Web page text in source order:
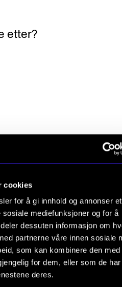
cookies
for å gi innhold og annonser et
mediefunksjoner og for å
dessuten informasjon om
partnerne våre innen sosiale
som kan kombinere den med
for dem, eller som de
deres.
etter?